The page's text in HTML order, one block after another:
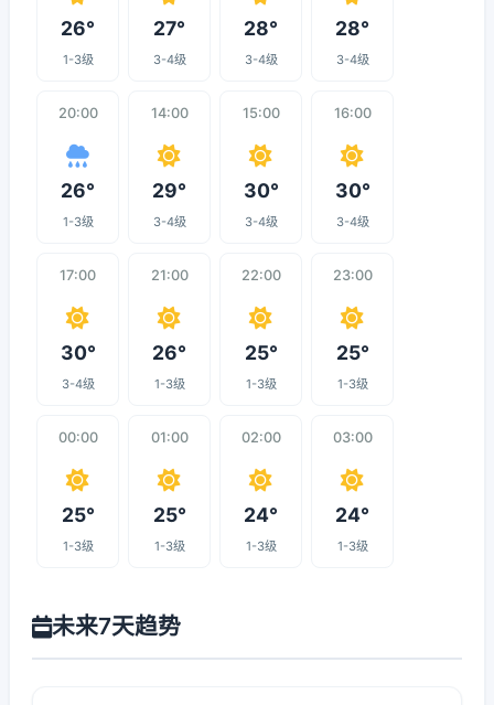
26°
1-3级
27°
3-4级
28°
3-4级
28°
3-4级
20:00
26°
1-3级
14:00
29°
3-4级
15:00
30°
3-4级
16:00
30°
3-4级
17:00
30°
3-4级
21:00
26°
1-3级
22:00
25°
1-3级
23:00
25°
1-3级
00:00
25°
1-3级
01:00
25°
1-3级
02:00
24°
1-3级
03:00
24°
1-3级
未来7天趋势